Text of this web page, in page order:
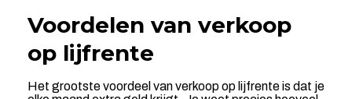
Voordelen van verkoop
op lijfrente
Het grootste voordeel van verkoop op lijfrente is dat je